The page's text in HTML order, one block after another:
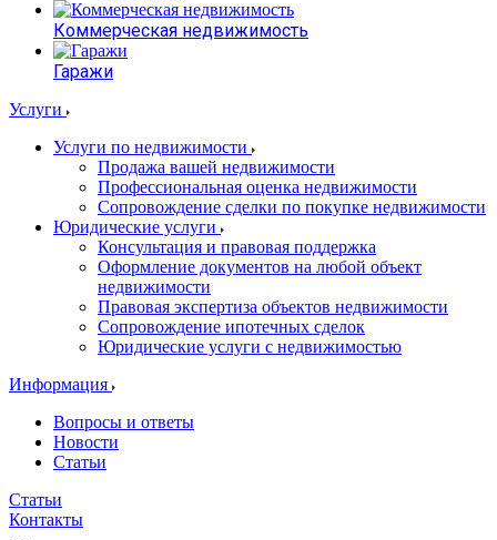
Коммерческая недвижимость
Гаражи
Услуги
Услуги по недвижимости
Продажа вашей недвижимости
Профессиональная оценка недвижимости
Сопровождение сделки по покупке недвижимости
Юридические услуги
Консультация и правовая поддержка
Оформление документов на любой объект
недвижимости
Правовая экспертиза объектов недвижимости
Сопровождение ипотечных сделок
Юридические услуги с недвижимостью
Информация
Вопросы и ответы
Новости
Статьи
Статьи
Контакты